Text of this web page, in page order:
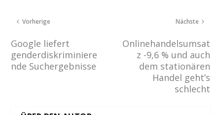
Vorherige
Google liefert
genderdiskriminiere
nde Suchergebnisse
Nächste
Onlinehandelsumsat
z -9,6 % und auch
dem stationären
Handel geht’s
schlecht